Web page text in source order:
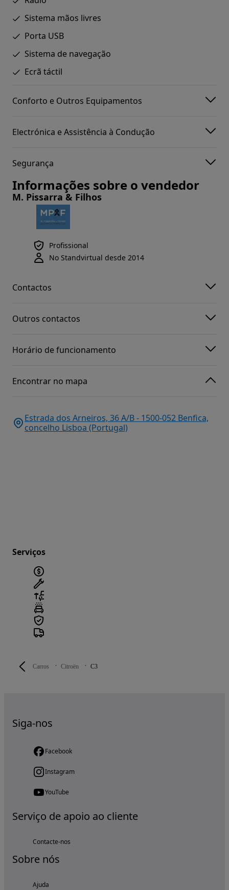
Carros Citroën C3
Sistema mãos livres
Porta USB
Sistema de navegação
Ecrã táctil
Conforto e Outros Equipamentos
Electrónica e Assistência à Condução
Segurança
Informações sobre o vendedor
M. Pissarra & Filhos
Profissional
No Standvirtual desde 2014
Contactos
Outros contactos
Horário de funcionamento
Encontrar no mapa
Estrada dos Arneiros, 36 A/B - 1500-052 Benfica,
concelho Lisboa (Portugal)
Serviços
Siga-nos
Facebook
Instagram
YouTube
Serviço de apoio ao cliente
Contacte-nos
Sobre nós
Ajuda